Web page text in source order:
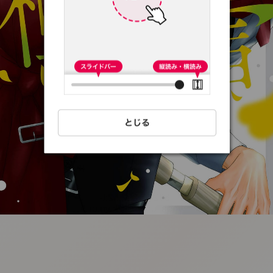
:692.15.692.52:t-
vnqp.lunrzsdszk.vn.oi